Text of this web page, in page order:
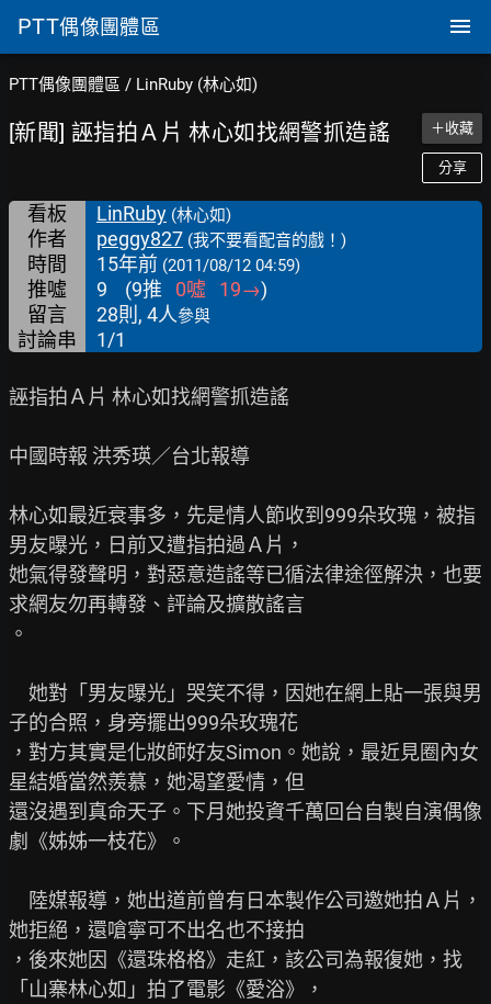
PTT偶像團體區
PTT偶像團體區 / LinRuby (林心如)
[新聞] 誣指拍Ａ片 林心如找網警抓造謠 ＋收藏
分享
看板 LinRuby (林心如)
作者 peggy827 (我不要看配音的戲！)
時間 15年前 (2011/08/12 04:59)
推噓 9 (9推 0噓 19→)
留言
28則, 4人參與
討論串 1/1
誣指拍Ａ片 林心如找網警抓造謠
中國時報 洪秀瑛／台北報導
林心如最近衰事多，先是情人節收到999朵玫瑰，被指
男友曝光，日前又遭指拍過Ａ片，
她氣得發聲明，對惡意造謠等已循法律途徑解決，也要
求網友勿再轉發、評論及擴散謠言
。
她對「男友曝光」哭笑不得，因她在網上貼一張與男
子的合照，身旁擺出999朵玫瑰花
，對方其實是化妝師好友Simon。她說，最近見圈內女
星結婚當然羨慕，她渴望愛情，但
還沒遇到真命天子。下月她投資千萬回台自製自演偶像
劇《姊姊一枝花》。
陸媒報導，她出道前曾有日本製作公司邀她拍Ａ片，
她拒絕，還嗆寧可不出名也不接拍
，後來她因《還珠格格》走紅，該公司為報復她，找
「山寨林心如」拍了電影《愛浴》，